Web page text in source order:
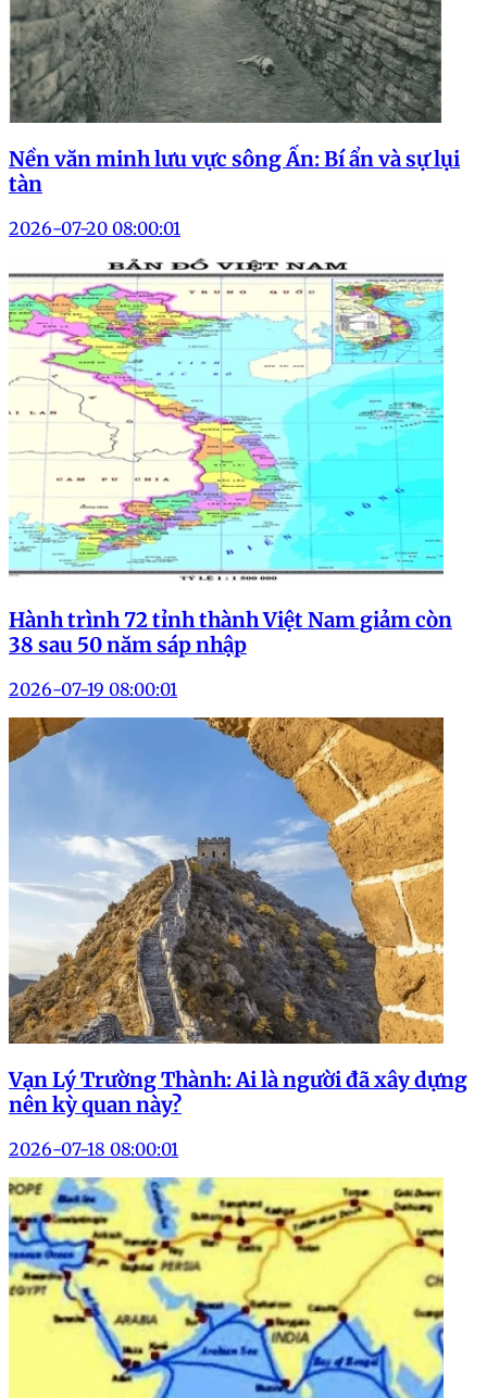
Nền văn minh lưu vực sông Ấn: Bí ẩn và sự lụi
tàn
2026-07-20 08:00:01
Hành trình 72 tỉnh thành Việt Nam giảm còn
38 sau 50 năm sáp nhập
2026-07-19 08:00:01
Vạn Lý Trường Thành: Ai là người đã xây dựng
nên kỳ quan này?
2026-07-18 08:00:01